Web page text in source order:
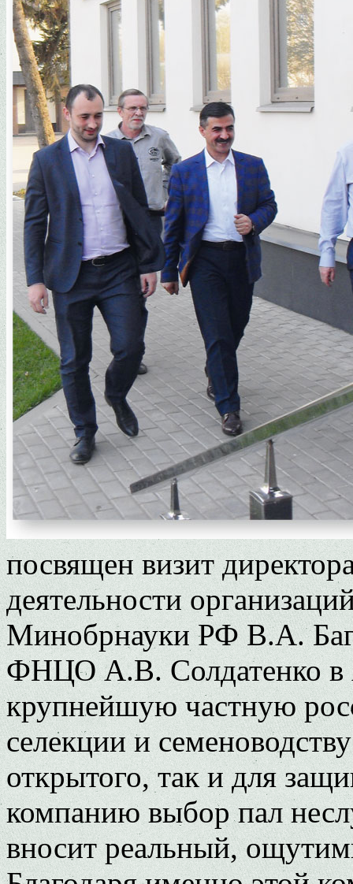
посвящен визит
деятельности
Минобрнауки РФ В.А.
ФНЦО А.В. Солдатенко в
крупнейшую частную
селекции и
открытого, так и для
компанию выбор пал
вносит реальный,